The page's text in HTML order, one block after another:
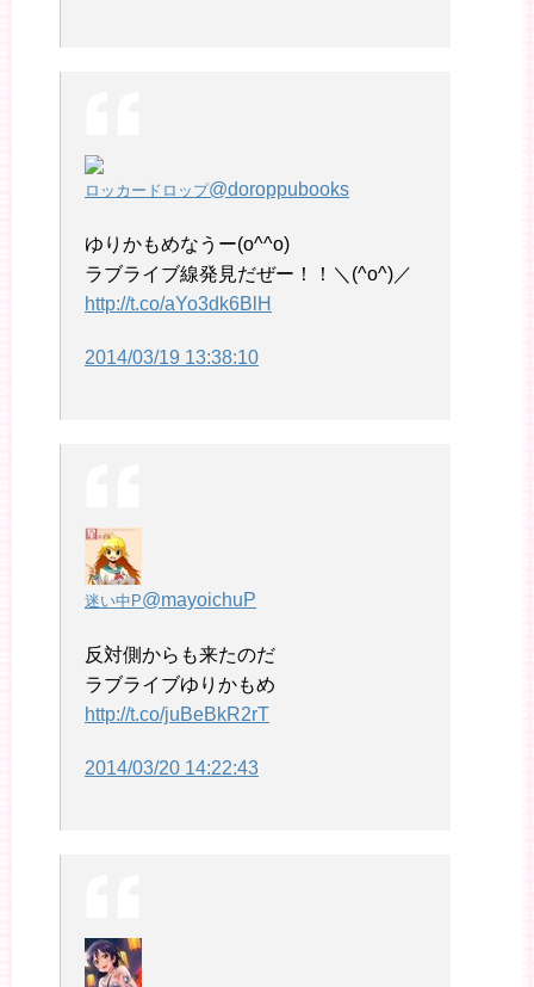
ロッカードロップ@doroppubooks
ゆりかもめなうー(o^^o)
ラブライブ線発見だぜー！！＼(^o^)／
http://t.co/aYo3dk6BlH
2014/03/19 13:38:10
迷い中P@mayoichuP
反対側からも来たのだ
ラブライブゆりかもめ
http://t.co/juBeBkR2rT
2014/03/20 14:22:43